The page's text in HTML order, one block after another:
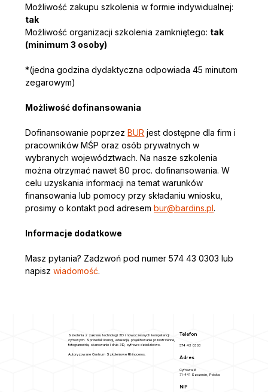
Możliwość zakupu szkolenia w formie indywidualnej:
tak
Możliwość organizacji szkolenia zamkniętego: tak
(minimum 3 osoby)
*(jedna godzina dydaktyczna odpowiada 45 minutom
zegarowym)
Możliwość dofinansowania
Dofinansowanie poprzez BUR jest dostępne dla firm i
pracowników MŚP oraz osób prywatnych w
wybranych województwach. Na nasze szkolenia
można otrzymać nawet 80 proc. dofinansowania. W
celu uzyskania informacji na temat warunków
finansowania lub pomocy przy składaniu wniosku,
prosimy o kontakt pod adresem bur@bardins.pl.
Informacje dodatkowe
Masz pytania? Zadzwoń pod numer 574 43 0303 lub
napisz wiadomość.
Szkolenia z zakresu technologii 3D i nowoczesnych kompetencji
cyfrowych. Sprzedaż licencji, edukacja, projektowanie przestrzenne,
fotogrametria, skanowanie i druk 3D, cyfrowe dziedzictwo.
Autoryzowane Centrum Szkoleniowe Rhinoceros.
Telefon
574 43 0303
Adres
Cyfrowa 6
71-441 Szczecin, Polska
NIP